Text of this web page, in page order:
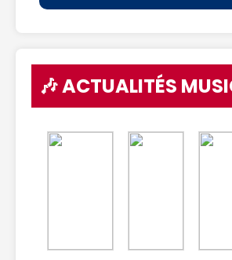
🎶 ACTUALITÉS